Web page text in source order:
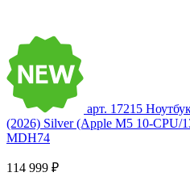
арт. 17215
(2026) Silver (Apple M5 10-CPU/
MDH74
114 999 ₽